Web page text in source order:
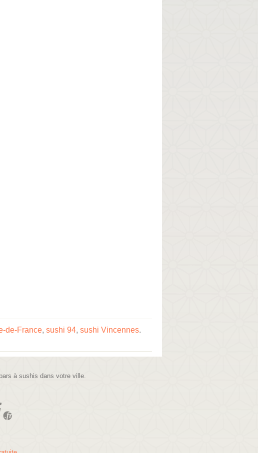
de-France, sushi 94, sushi Vincennes.
à sushis dans votre ville.